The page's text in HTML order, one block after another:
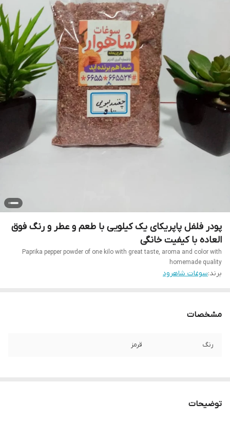
پودر فلفل پاپریکای یک کیلویی با طعم و عطر و رنگ فوق
العاده با کیفیت خانگی
Paprika pepper powder of one kilo with great taste, aroma and color with
homemade quality
برند:سوغات شاهرود
مشخصات
رنگ قرمز
توضیحات